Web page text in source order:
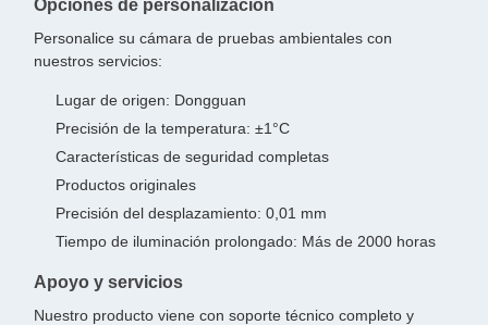
Opciones de personalización
Personalice su cámara de pruebas ambientales con
nuestros servicios:
Lugar de origen: Dongguan
Precisión de la temperatura: ±1°C
Características de seguridad completas
Productos originales
Precisión del desplazamiento: 0,01 mm
Tiempo de iluminación prolongado: Más de 2000 horas
Apoyo y servicios
Nuestro producto viene con soporte técnico completo y